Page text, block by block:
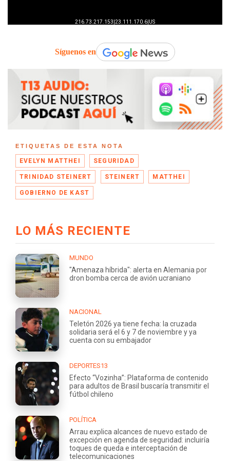
Síguenos en
ETIQUETAS DE ESTA NOTA
EVELYN MATTHEI SEGURIDAD
TRINIDAD STEINERT STEINERT MATTHEI
GOBIERNO DE KAST
LO MÁS RECIENTE
MUNDO
"Amenaza híbrida": alerta en Alemania por
dron bomba cerca de avión ucraniano
NACIONAL
Teletón 2026 ya tiene fecha: la cruzada
solidaria será el 6 y 7 de noviembre y ya
cuenta con su embajador
DEPORTES13
Efecto “Vozinha”: Plataforma de contenido
para adultos de Brasil buscaría transmitir el
fútbol chileno
POLÍTICA
Arrau explica alcances de nuevo estado de
excepción en agenda de seguridad: incluiría
toques de queda e interceptación de
telecomunicaciones